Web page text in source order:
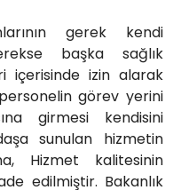
gerek kendi
başka sağlık
içerisinde izin alarak
görev yerini
girmesi kendisini
sunulan hizmetin
Hizmet kalitesinin
edilmiştir. Bakanlık